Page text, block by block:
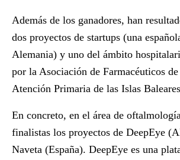
Además de los ganadores, han
dos proyectos de startups (una
Alemania) y uno del ámbito
por la Asociación de Farmacéuticos
Atención Primaria de las Islas
En concreto, en el área de
finalistas los proyectos de DeepEye
Naveta (España). DeepEye es una